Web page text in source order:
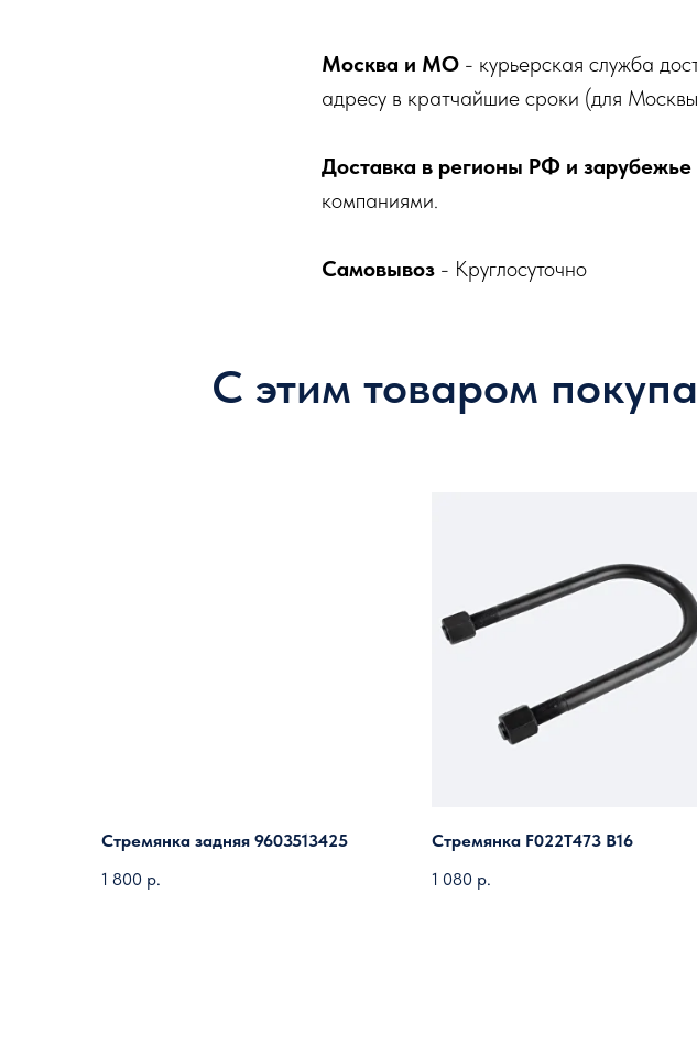
Москва и МО - курьерская служба
адресу в кратчайшие сроки (для
Доставка в регионы РФ и зарубежье
компаниями.
Самовывоз - Круглосуточно
С этим товаром
Стремянка задняя 9603513425
1 800 р.
Стремянка F022T473 B16
1 080 р.